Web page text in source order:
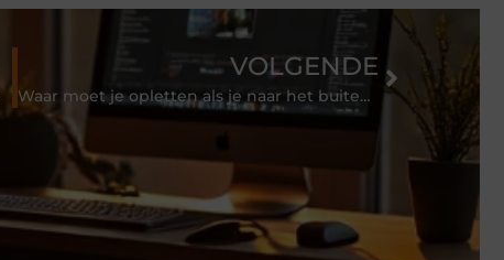
VOLGENDE
Waar moet je opletten als je naar het buitenland gaat voor je studie?